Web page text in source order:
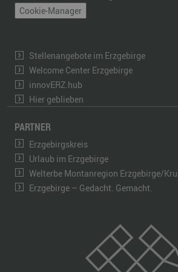
Cookie-Manager
Stellenangebote im Erzgebirge
Welcome Center Erzgebirge
innovERZ.hub
Hier geblieben
PARTNER
Erzgebirgskreis
Urlaub im Erzgebirge
Welterbe Montanregion Erzgebirge/
Erzgebirge – Gedacht. Gemacht.